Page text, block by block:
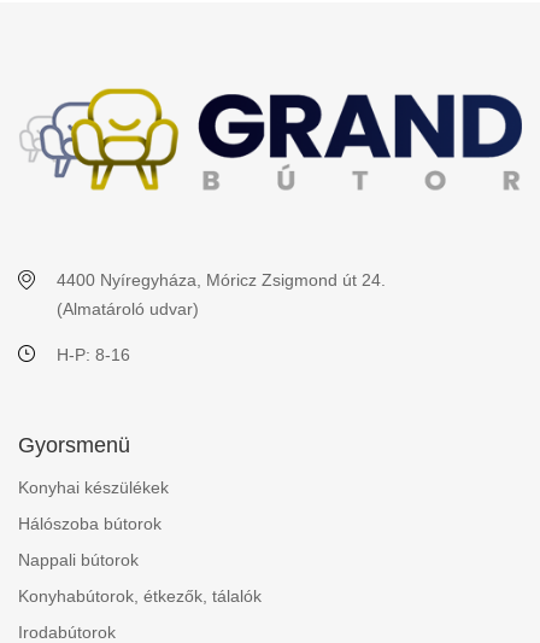
4400 Nyíregyháza, Móricz Zsigmond út 24.
(Almatároló udvar)
H-P: 8-16
Gyorsmenü
Konyhai készülékek
Hálószoba bútorok
Nappali bútorok
Konyhabútorok, étkezők, tálalók
Irodabútorok